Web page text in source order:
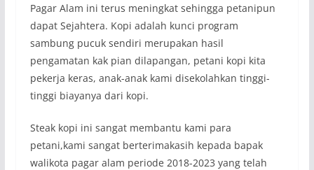
Pagar Alam ini terus meningkat sehingga petanipun
dapat Sejahtera. Kopi adalah kunci program
sambung pucuk sendiri merupakan hasil
pengamatan kak pian dilapangan, petani kopi kita
pekerja keras, anak-anak kami disekolahkan tinggi-
tinggi biayanya dari kopi.
Steak kopi ini sangat membantu kami para
petani,kami sangat berterimakasih kepada bapak
walikota pagar alam periode 2018-2023 yang telah